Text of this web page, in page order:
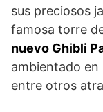
sus preciosos
famosa torre
nuevo Ghibli
ambientado en
entre otros